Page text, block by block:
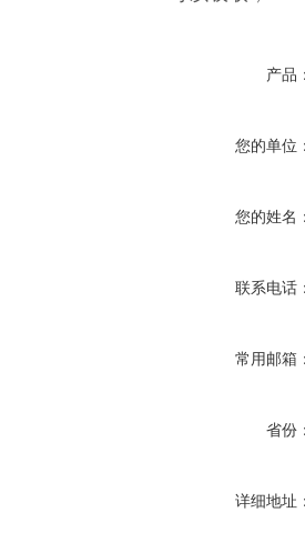
产品
您的单位
您的姓名
联系电话
常用邮箱
省份
详细地址